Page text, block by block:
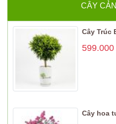
CÂY
Cây Trúc
599.000
Cây hoa